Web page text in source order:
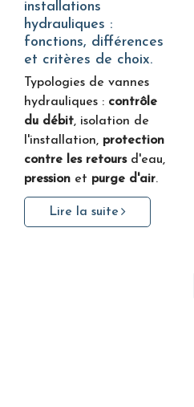
installations
hydrauliques :
fonctions, différences
et critères de choix.
Typologies de vannes
hydrauliques : contrôle
du débit, isolation de
l'installation, protection
contre les retoursd'eau,
pression et purge d'air.
Lire la suite